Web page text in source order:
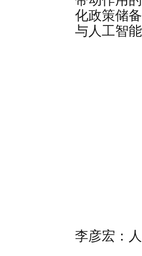
化政策储
与人工智
李彦宏：